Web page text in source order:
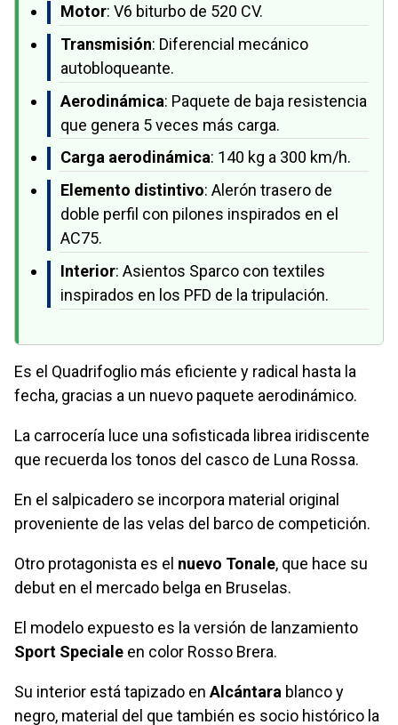
Motor: V6 biturbo de 520 CV.
Transmisión: Diferencial mecánico
autobloqueante.
Aerodinámica: Paquete de baja resistencia
que genera 5 veces más carga.
Carga aerodinámica: 140 kg a 300 km/h.
Elemento distintivo: Alerón trasero de
doble perfil con pilones inspirados en el
AC75.
Interior: Asientos Sparco con textiles
inspirados en los PFD de la tripulación.
Es el Quadrifoglio más eficiente y radical hasta la
fecha, gracias a un nuevo paquete aerodinámico.
La carrocería luce una sofisticada librea iridiscente
que recuerda los tonos del casco de Luna Rossa.
En el salpicadero se incorpora material original
proveniente de las velas del barco de competición.
Otro protagonista es el nuevo Tonale, que hace su
debut en el mercado belga en Bruselas.
El modelo expuesto es la versión de lanzamiento
Sport Speciale en color Rosso Brera.
Su interior está tapizado en Alcántara blanco y
negro, material del que también es socio histórico la